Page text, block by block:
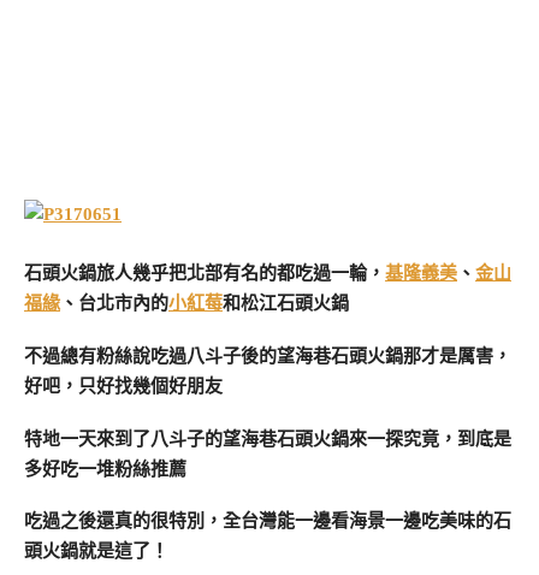
石頭火鍋旅人幾乎把北部有名的都吃過一輪， 基隆義美 、 金山
福緣 、台北市內的小紅莓和松江石頭火鍋
不過總有粉絲說吃過八斗子後的望海巷石頭火鍋那才是厲害，
好吧，只好找幾個好朋友
特地一天來到了八斗子的望海巷石頭火鍋來一探究竟，到底是
多好吃一堆粉絲推薦
吃過之後還真的很特別，全台灣能一邊看海景一邊吃美味的石
頭火鍋就是這了！